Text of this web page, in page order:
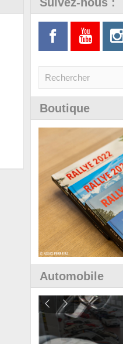
Boutique
Automobile